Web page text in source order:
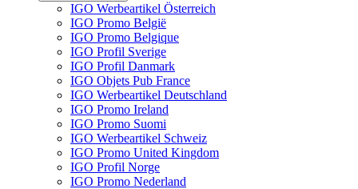
IGO Werbeartikel Österreich
IGO Promo België
IGO Promo Belgique
IGO Profil Sverige
IGO Profil Danmark
IGO Objets Pub France
IGO Werbeartikel Deutschland
IGO Promo Ireland
IGO Promo Suomi
IGO Werbeartikel Schweiz
IGO Promo United Kingdom
IGO Profil Norge
IGO Promo Nederland